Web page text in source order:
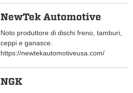
NewTek Automotive
Noto produttore di dischi freno, tamburi,
ceppi e ganasce.
https://newtekautomotiveusa.com/
NGK